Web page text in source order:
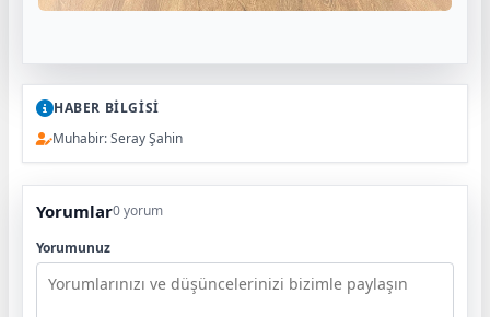
HABER BİLGİSİ
Muhabir: Seray Şahin
Yorumlar0 yorum
Yorumunuz